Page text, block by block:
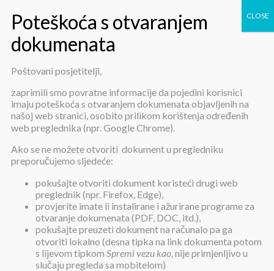
Financije
Izmjene i dopune Financijskog
plana za 2026. godinu
Poštovani posjetitelji,
zaprimili smo povratne informacije da pojedini korisnici
imaju poteškoća s otvaranjem dokumenata objavljenih na
našoj web stranici, osobito prilikom korištenja određenih
web preglednika (npr. Google Chrome).
Ako se ne možete otvoriti dokument u pregledniku
preporučujemo sljedeće:
pokušajte otvoriti dokument koristeći drugi web
preglednik (npr. Firefox, Edge),
provjerite imate li instalirane i ažurirane programe za
otvaranje dokumenata (PDF, DOC, itd.),
pokušajte preuzeti dokument na računalo pa ga
otvoriti lokalno (desna tipka na link dokumenta potom
s lijevom tipkom Spremi vezu kao, nije primjenljivo u
slučaju pregleda sa mobitelom)